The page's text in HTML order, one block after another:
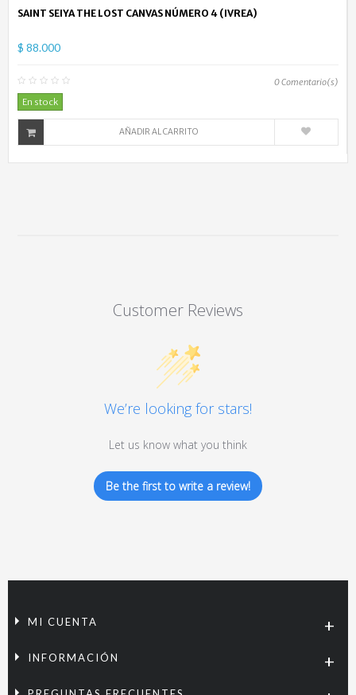
SAINT SEIYA THE LOST CANVAS NÚMERO 4 (IVREA)
$ 88.000
0Comentario(s)
En stock
AÑADIR AL CARRITO
Customer Reviews
We’re looking for stars!
Let us know what you think
Be the first to write a review!
MI CUENTA
INFORMACIÓN